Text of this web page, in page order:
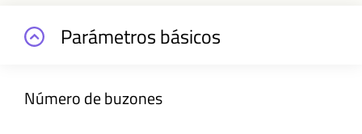
Parámetros básicos
Número de buzones